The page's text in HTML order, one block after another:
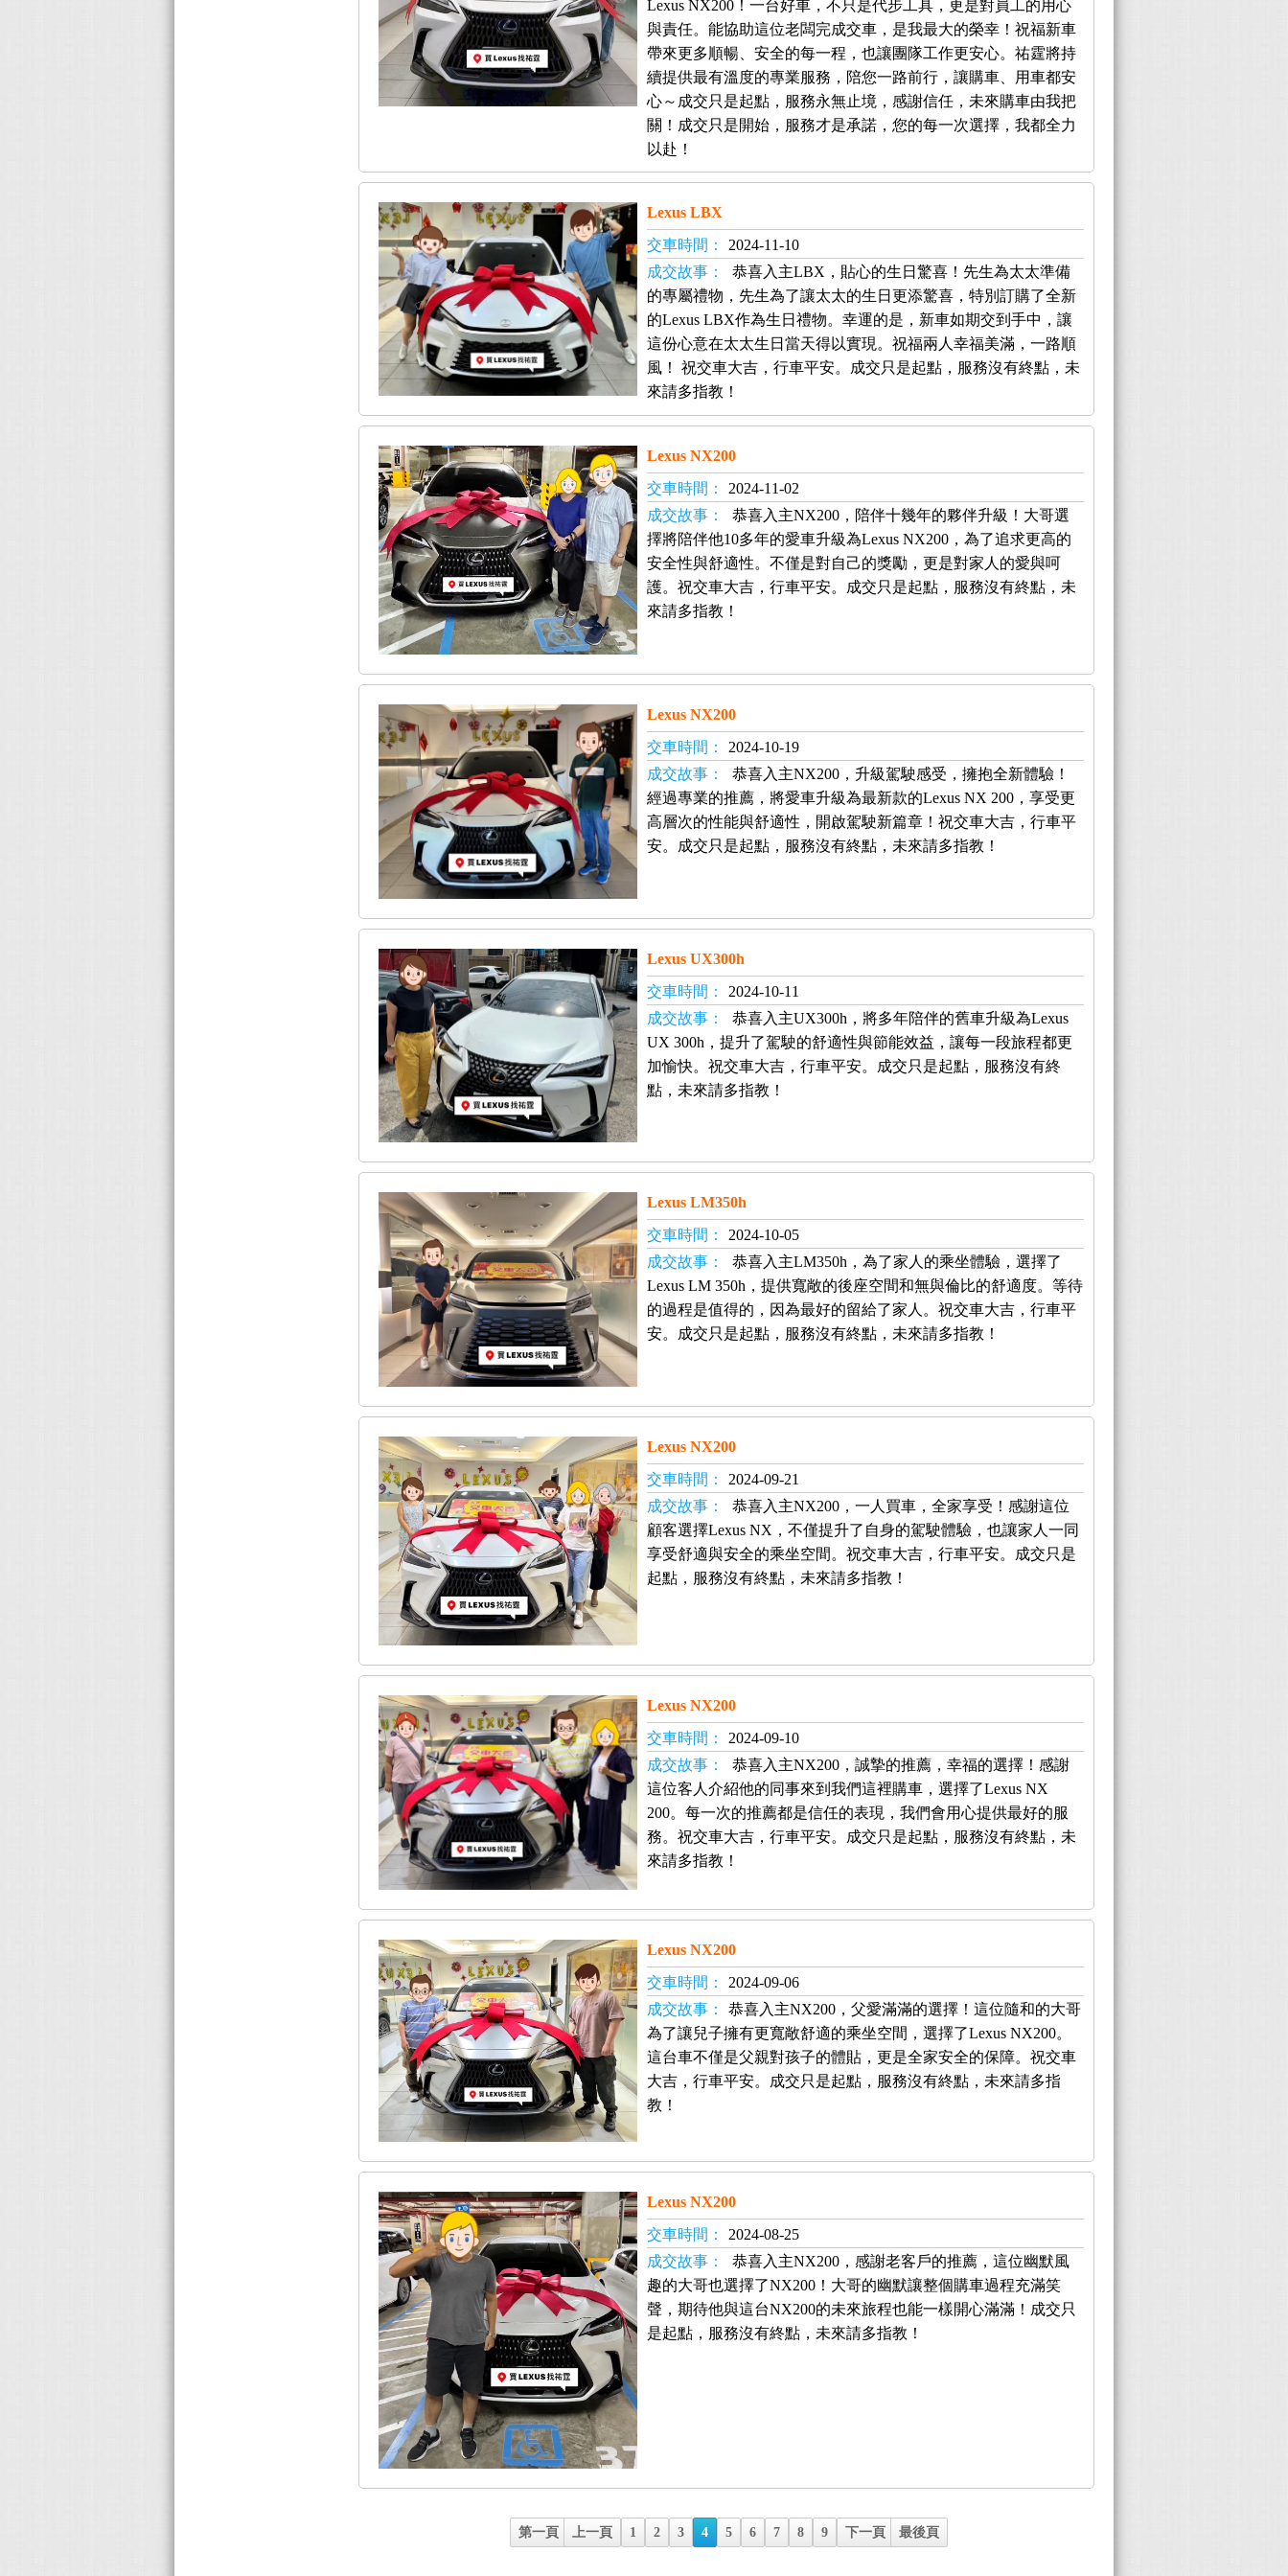
Lexus NX200！一台好車，不只是代步工具，更是對員工的用心
與責任。能協助這位老闆完成交車，是我最大的榮幸！祝福新車
帶來更多順暢、安全的每一程，也讓團隊工作更安心。祐霆將持
續提供最有溫度的專業服務，陪您一路前行，讓購車、用車都安
心～成交只是起點，服務永無止境，感謝信任，未來購車由我把
關！成交只是開始，服務才是承諾，您的每一次選擇，我都全力
以赴！
Lexus LBX
交車時間：
2024-11-10
成交故事：
恭喜入主LBX，貼心的生日驚喜！先生為太太準備
的專屬禮物，先生為了讓太太的生日更添驚喜，特別訂購了全新
的Lexus LBX作為生日禮物。幸運的是，新車如期交到手中，讓
這份心意在太太生日當天得以實現。祝福兩人幸福美滿，一路順
風！ 祝交車大吉，行車平安。成交只是起點，服務沒有終點，未
來請多指教！
Lexus NX200
交車時間：
2024-11-02
成交故事：
恭喜入主NX200，陪伴十幾年的夥伴升級！大哥選
擇將陪伴他10多年的愛車升級為Lexus NX200，為了追求更高的
安全性與舒適性。不僅是對自己的獎勵，更是對家人的愛與呵
護。祝交車大吉，行車平安。成交只是起點，服務沒有終點，未
來請多指教！
Lexus NX200
交車時間：
2024-10-19
成交故事：
恭喜入主NX200，升級駕駛感受，擁抱全新體驗！
經過專業的推薦，將愛車升級為最新款的Lexus NX 200，享受更
高層次的性能與舒適性，開啟駕駛新篇章！祝交車大吉，行車平
安。成交只是起點，服務沒有終點，未來請多指教！
Lexus UX300h
交車時間：
2024-10-11
成交故事：
恭喜入主UX300h，將多年陪伴的舊車升級為Lexus
UX 300h，提升了駕駛的舒適性與節能效益，讓每一段旅程都更
加愉快。祝交車大吉，行車平安。成交只是起點，服務沒有終
點，未來請多指教！
Lexus LM350h
交車時間：
2024-10-05
成交故事：
恭喜入主LM350h，為了家人的乘坐體驗，選擇了
Lexus LM 350h，提供寬敞的後座空間和無與倫比的舒適度。等待
的過程是值得的，因為最好的留給了家人。祝交車大吉，行車平
安。成交只是起點，服務沒有終點，未來請多指教！
Lexus NX200
交車時間：
2024-09-21
成交故事：
恭喜入主NX200，一人買車，全家享受！感謝這位
顧客選擇Lexus NX，不僅提升了自身的駕駛體驗，也讓家人一同
享受舒適與安全的乘坐空間。祝交車大吉，行車平安。成交只是
起點，服務沒有終點，未來請多指教！
Lexus NX200
交車時間：
2024-09-10
成交故事：
恭喜入主NX200，誠摯的推薦，幸福的選擇！感謝
這位客人介紹他的同事來到我們這裡購車，選擇了Lexus NX
200。每一次的推薦都是信任的表現，我們會用心提供最好的服
務。祝交車大吉，行車平安。成交只是起點，服務沒有終點，未
來請多指教！
Lexus NX200
交車時間：
2024-09-06
成交故事：
恭喜入主NX200，父愛滿滿的選擇！這位隨和的大哥
為了讓兒子擁有更寬敞舒適的乘坐空間，選擇了Lexus NX200。
這台車不僅是父親對孩子的體貼，更是全家安全的保障。祝交車
大吉，行車平安。成交只是起點，服務沒有終點，未來請多指
教！
Lexus NX200
交車時間：
2024-08-25
成交故事：
恭喜入主NX200，感謝老客戶的推薦，這位幽默風
趣的大哥也選擇了NX200！大哥的幽默讓整個購車過程充滿笑
聲，期待他與這台NX200的未來旅程也能一樣開心滿滿！成交只
是起點，服務沒有終點，未來請多指教！
第一頁 上一頁 1 2 3 4 5 6 7 8 9 下一頁 最後頁